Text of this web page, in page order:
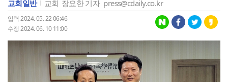
교회일반 교회 장요한 기자 press@cdaily.co.kr
입력 2024. 05. 22 06:46
수정 2024. 06. 10 11:00